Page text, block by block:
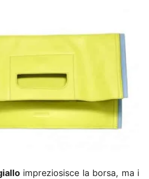
impreziosisce la borsa, ma i